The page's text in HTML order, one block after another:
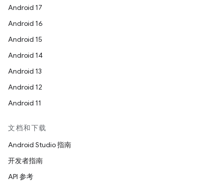
Android 17
Android 16
Android 15
Android 14
Android 13
Android 12
Android 11
文档和下载
Android Studio 指南
开发者指南
API 参考